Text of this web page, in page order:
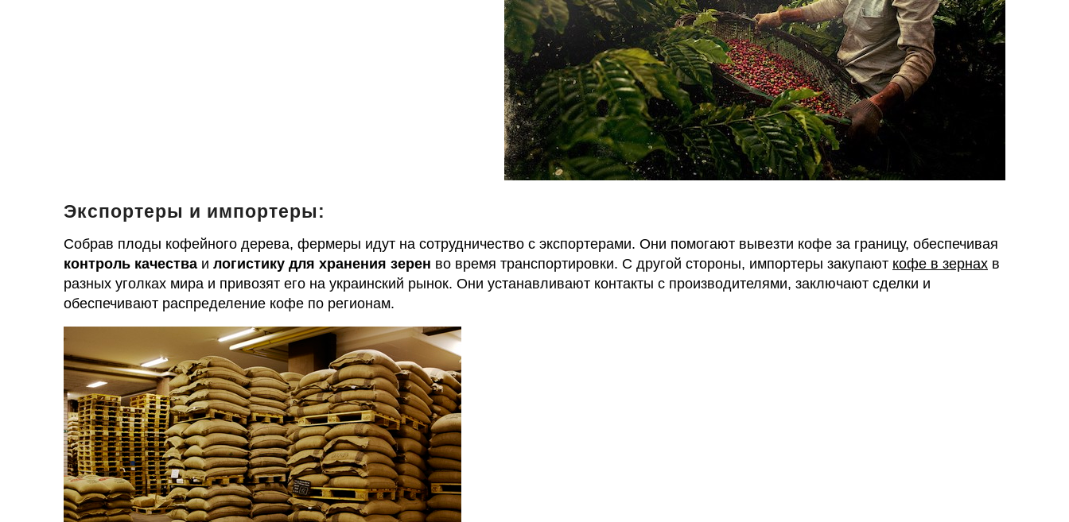
Экспортеры и импортеры:
Собрав плоды кофейного дерева, фермеры идут на сотрудничество с экспортерами. Они помогают вывезти кофе за границу, обеспечивая
контроль качества и логистику для хранения зерен во время транспортировки. С другой стороны, импортеры закупают кофе в зернах в
разных уголках мира и привозят его на украинский рынок. Они устанавливают контакты с производителями, заключают сделки и
обеспечивают распределение кофе по регионам.